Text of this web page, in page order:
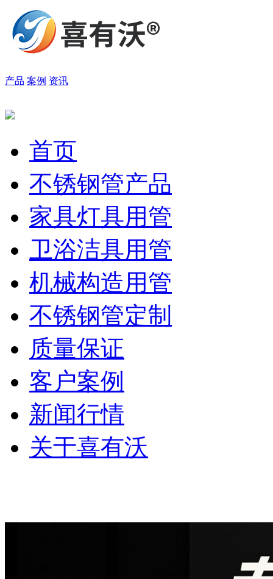
产品 案例 资讯
首页
不锈钢管产品
家具灯具用管
卫浴洁具用管
机械构造用管
不锈钢管定制
质量保证
客户案例
新闻行情
关于喜有沃